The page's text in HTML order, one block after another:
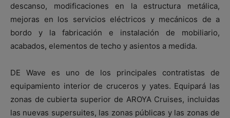
descanso, modificaciones en la estructura metálica,
mejoras en los servicios eléctricos y mecánicos de a
bordo y la fabricación e instalación de mobiliario,
acabados, elementos de techo y asientos a medida.
DE Wave es uno de los principales contratistas de
equipamiento interior de cruceros y yates. Equipará las
zonas de cubierta superior de AROYA Cruises, incluidas
las nuevas supersuites, las zonas públicas y las zonas de